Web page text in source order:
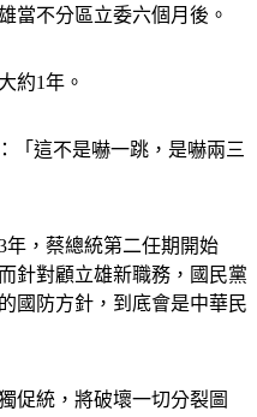
當不分區立委六個月後。
約1年。
「這不是嚇一跳，是嚇兩三
年，蔡總統第二任期開始
針對顧立雄新職務，國民黨
國防方針，到底會是中華民
促統，將破壞一切分裂圖